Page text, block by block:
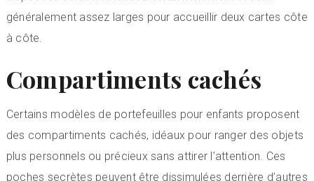
généralement assez larges pour accueillir deux cartes côte
à côte.
Compartiments cachés
Certains modèles de portefeuilles pour enfants proposent
des compartiments cachés, idéaux pour ranger des objets
plus personnels ou précieux sans attirer l’attention. Ces
poches secrètes peuvent être dissimulées derrière d’autres